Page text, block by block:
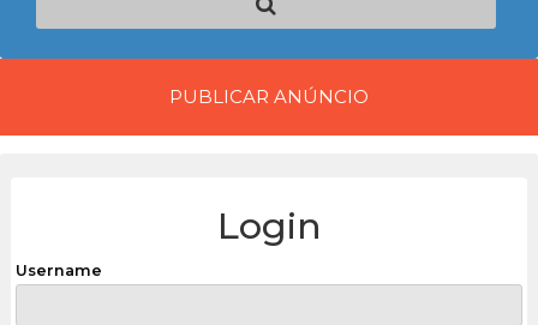
PUBLICAR ANÚNCIO
Login
Username